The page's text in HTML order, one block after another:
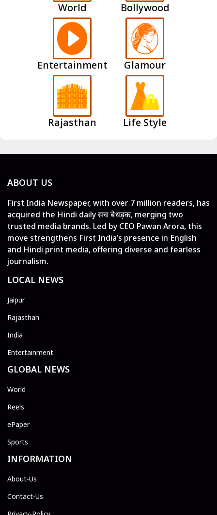
World Bollywood
Entertainment Glamour
Rajasthan Life Style
ABOUT US
First India Newspaper, with over 7 million readers, has
acquired the Hindi daily सच बेधड़क, merging two
trusted media brands. Led by CEO Pawan Arora, this
move strengthens First India’s presence in English
and Hindi print media, offering diverse and fearless
journalism.
LOCAL NEWS
Jaipur
Rajasthan
India
Entertainment
GLOBAL NEWS
World
Reels
ePaper
Sports
INFORMATION
About-Us
Contact-Us